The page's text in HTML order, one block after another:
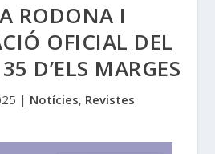
RODONA I
OFICIAL DEL
D’ELS MARGES
| Notícies, Revistes